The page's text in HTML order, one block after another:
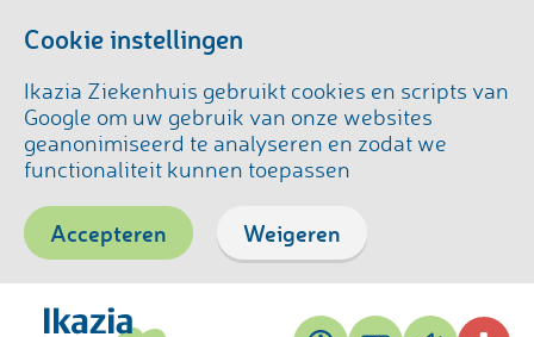
Cookie instellingen
Ikazia Ziekenhuis gebruikt cookies en scripts van
Google om uw gebruik van onze websites
geanonimiseerd te analyseren en zodat we
functionaliteit kunnen toepassen
Accepteren Weigeren